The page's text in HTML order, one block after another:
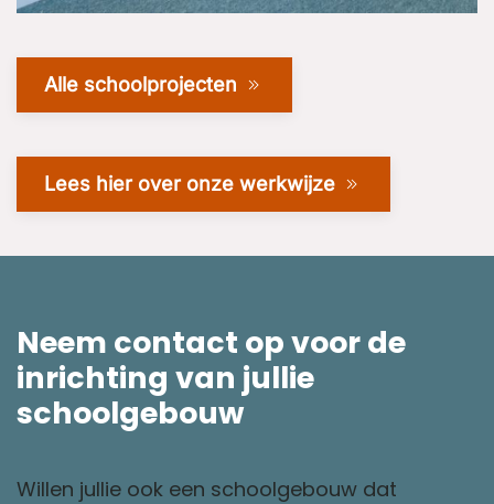
Alle schoolprojecten
Lees hier over onze werkwijze
Neem contact op voor de
inrichting van jullie
schoolgebouw
Willen jullie ook een schoolgebouw dat